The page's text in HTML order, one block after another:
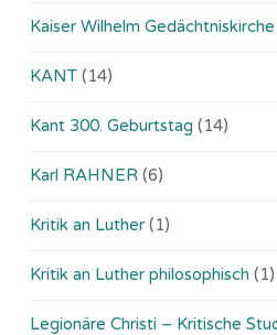
Kaiser Wilhelm
KANT (14)
Kant 300. Geburtstag (14)
Karl RAHNER (6)
Kritik an Luther (1)
Kritik an Luther philosophisch (1)
Legionäre Christi – Kritische